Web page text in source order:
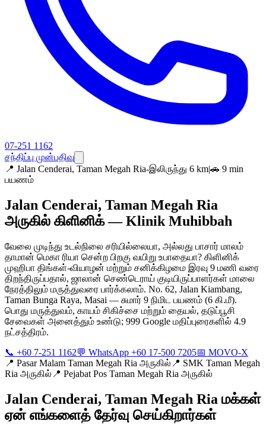
07-251 1162
சந்திப்பு முன்பதிவு
📍 Jalan Cenderai, Taman Megah Ria-இலிருந்து 6 km|🚗 9 min
பயணம்
Jalan Cenderai, Taman Megah Ria
அருகில் கிளினிக் — Klinik Muhibbah
வேலை முடிந்து உடல்நிலை சரியில்லையா, அல்லது பாசார் மாலம்
தாமான் மெகா ரியா சென்ற பிறகு வயிறு உபாதையா? கிளினிக்
முஹிபா திங்கள்-வியாழன் மற்றும் சனிக்கிழமை இரவு 9 மணி வரை
திறந்திருப்பதால், ஜாலான் செண்டெராய் குடியிருப்பாளர்கள் மாலை
நேரத்திலும் மருத்துவரை பார்க்கலாம். No. 62, Jalan Kiambang,
Taman Bunga Raya, Masai — சுமார் 9 நிமிட பயணம் (6 கி.மீ).
பொது மருத்துவம், காயம் சிகிச்சை மற்றும் தையல், தடுப்பூசி
சேவைகள் அனைத்தும் உண்டு; 999 Google மதிப்புரைகளில் 4.9
நட்சத்திரம்.
📞 +60 7-251 1162💬 WhatsApp +60 17-500 7205📅 MOVO-X
📍 Pasar Malam Taman Megah Ria அருகில் 📍 SMK Taman Megah
Ria அருகில் 📍 Pejabat Pos Taman Megah Ria அருகில்
Jalan Cenderai, Taman Megah Ria மக்கள்
ஏன் எங்களைத் தேர்வு செய்கிறார்கள்